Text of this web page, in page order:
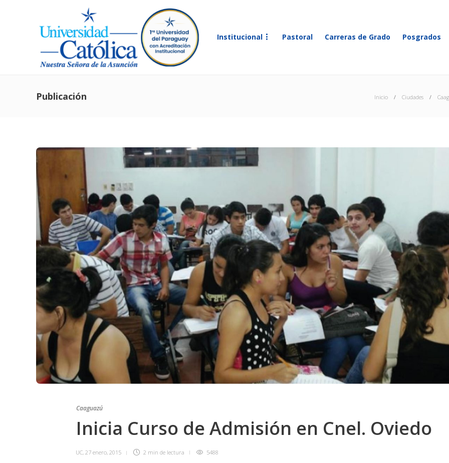
Institucional Pastoral Carreras de Grado Posgrados
Publicación Inicio Ciudades
Caaguazú
Inicia Curso de Admisión en Cnel. Oviedo
UC, 27 enero, 2015 2 min de lectura 5488